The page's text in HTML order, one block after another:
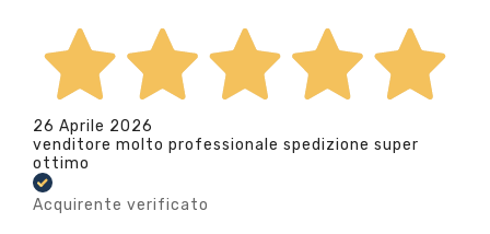
26 Aprile 2026
venditore molto professionale spedizione super
ottimo
Acquirente verificato